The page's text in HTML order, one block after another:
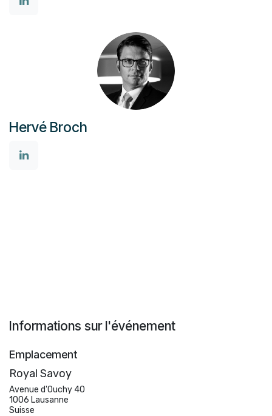
Hervé Broch
Informations sur l'événement
Emplacement
Royal Savoy
Avenue d'Ouchy 40
1006 Lausanne
Suisse